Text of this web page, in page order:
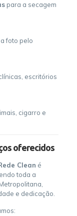
para a secagem
foto pelo
escritórios
cigarro e
oferecidos
Clean é
toda a
e dedicação.